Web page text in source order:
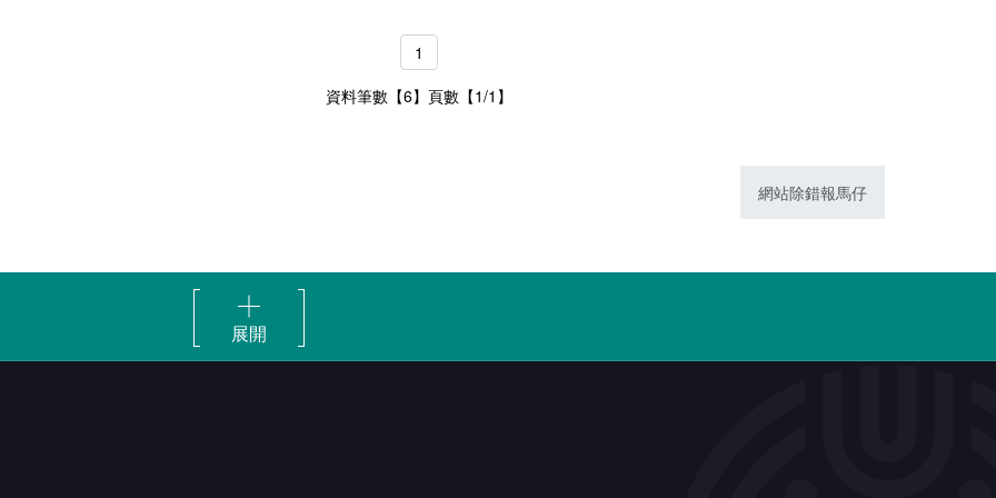
1
資料筆數【6】頁數【1/1】
網站除錯報馬仔
展開